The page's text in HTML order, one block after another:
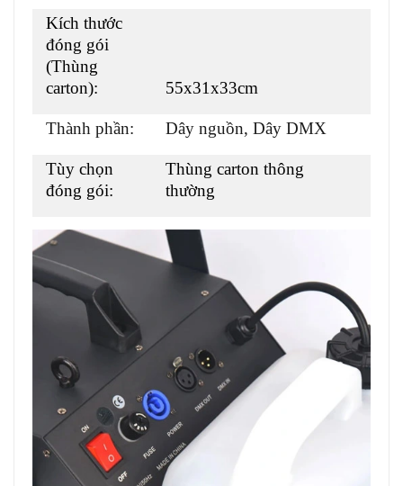
Kích thước
đóng gói
(Thùng
carton):
55x31x33cm
Thành phần: Dây nguồn, Dây DMX
Tùy chọn
đóng gói:
Thùng carton thông
thường